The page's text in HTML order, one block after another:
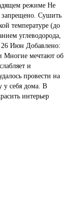
режиме Не
запрещено. Сушить
температуре (до
углеводорода,
26 Июн Добавлено:
Многие мечтают об
и
провести на
у себя дома. В
интерьер